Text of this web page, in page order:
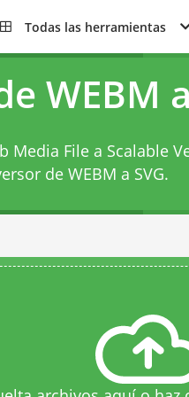
Todas las herramientas
WEBM
Media File a Scalable
de WEBM a SVG.